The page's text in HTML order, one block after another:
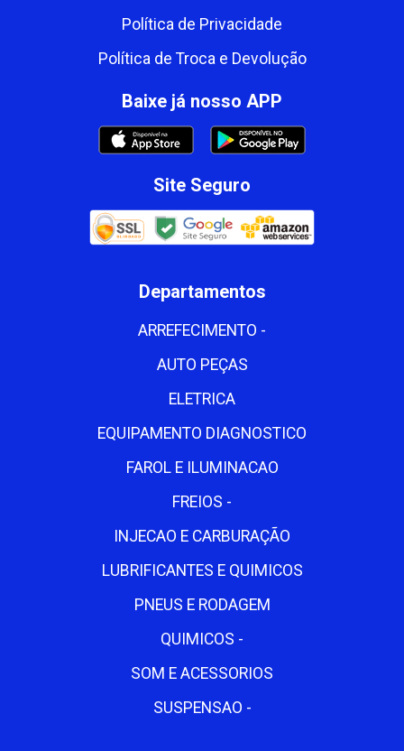
Política de Privacidade
Política de Troca e Devolução
Baixe já nosso APP
Site Seguro
Departamentos
ARREFECIMENTO -
AUTO PEÇAS
ELETRICA
EQUIPAMENTO DIAGNOSTICO
FAROL E ILUMINACAO
FREIOS -
INJECAO E CARBURAÇÃO
LUBRIFICANTES E QUIMICOS
PNEUS E RODAGEM
QUIMICOS -
SOM E ACESSORIOS
SUSPENSAO -